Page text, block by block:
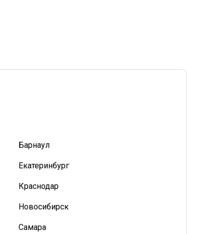
Барнаул
Екатеринбург
Краснодар
Новосибирск
Самара